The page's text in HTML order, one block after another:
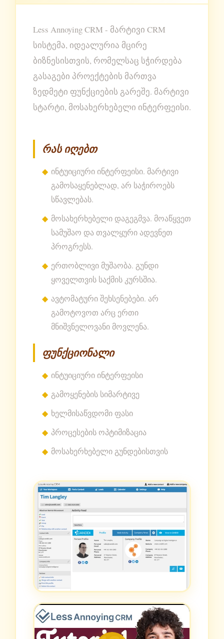
Less Annoying CRM - მარტივი CRM
სისტემა, იდეალურია მცირე
ბიზნესისთვის, რომელსაც სჭირდება
გასაგები პროექტების მართვა
ზედმეტი ფუნქციების გარეშე. მარტივი
სტარტი, მოსახერხებელი ინტერფეისი.
რას იღებთ
ინტუიციური ინტერფეისი. მარტივი
გამოსაყენებლად, არ საჭიროებს
სწავლებას.
მოსახერხებელი დაგეგმვა. მოაწყვეთ
სამუშაო და თვალყური ადევნეთ
პროგრესს.
ერთობლივი მუშაობა. გუნდი
ყოველთვის საქმის კურსშია.
ავტომატური შეხსენებები. არ
გამოტოვოთ არც ერთი
მნიშვნელოვანი მოვლენა.
ფუნქციონალი
ინტუიციური ინტერფეისი
გამოყენების სიმარტივე
ხელმისაწვდომი ფასი
პროცესების ოპტიმიზაცია
მოსახერხებელი გუნდებისთვის